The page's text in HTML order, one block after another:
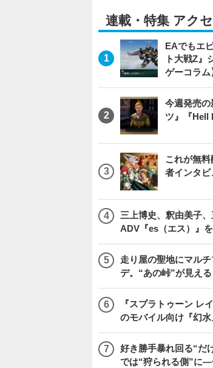
連載・特集 アク
EAでもエ
ト大戦Z』
ゲーコラム
今週発売
ツ』『Hell
これが無
者インタビ
三上博史、釈由美子
ADV『es（エス）』を
走り屋の聖地にマル
デ。“あの峠”が見え
『スプラトゥーン レ
のモバイル向け『幻
好き勝手暴れ回る“だ
では“狩られる側”に―